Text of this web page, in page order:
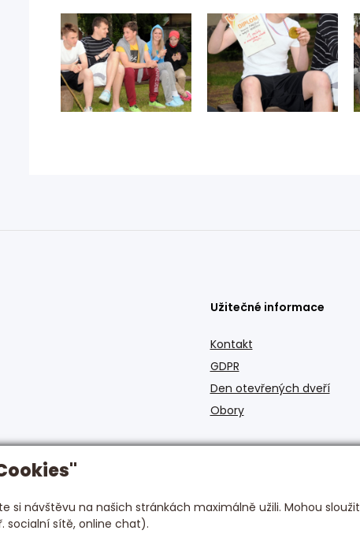
si návštěvu na našich stránkách maximálně užili. Mohou
socialní sítě, online chat).
Užitečné informace
Kontakt
GDPR
Den otevřených dveří
Obory